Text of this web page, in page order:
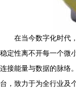
在当今数字化时代
稳定性离不开每一个微
连接能量与数据的脉络
台，致力于为全行业及